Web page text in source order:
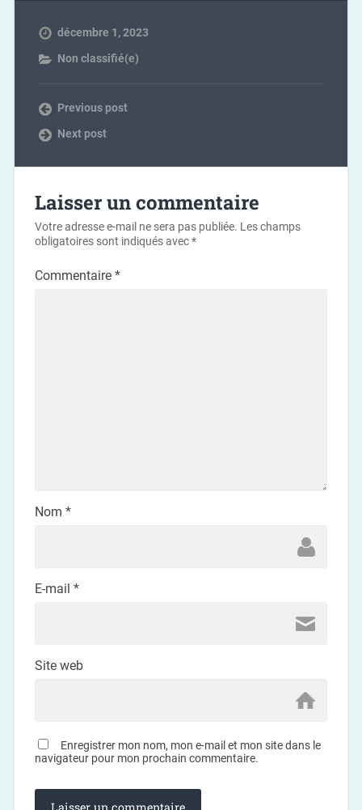
décembre 1, 2023
Non classifié(e)
Previous post
Next post
Laisser un commentaire
Votre adresse e-mail ne sera pas publiée. Les champs
obligatoires sont indiqués avec*
Commentaire *
Nom *
E-mail *
Site web
Enregistrer mon nom, mon e-mail et mon site dans le
navigateur pour mon prochain commentaire.